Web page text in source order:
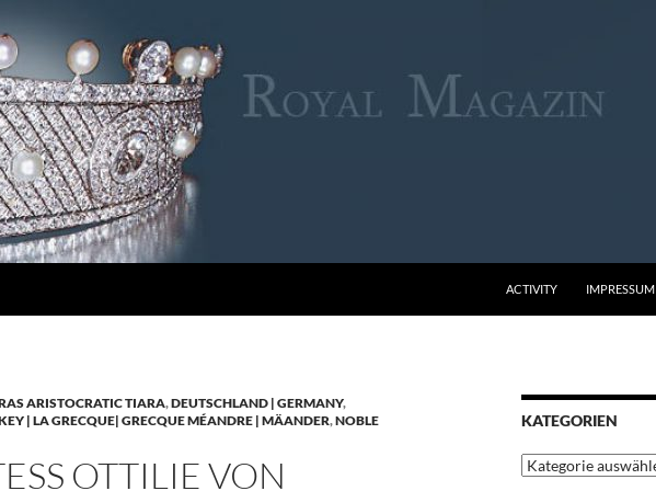
ACTIVITY IMPRESSUM
ARISTOCRATIC TIARA,DEUTSCHLAND | GERMANY,
| LA GRECQUE| GRECQUE MÉANDRE | MÄANDER,NOBLE
OTTILIE VON
KATEGORIEN
Kategorien